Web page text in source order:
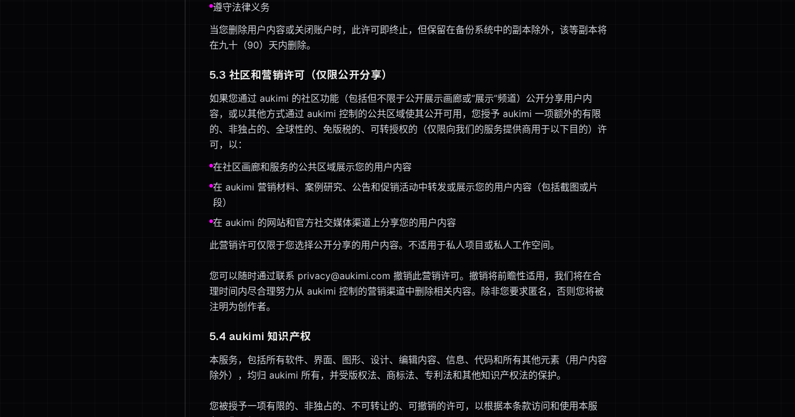
遵守法律义务
当您删除用户内容或关闭账户时，此许可即终止，但保留在备份系统中的副本除外，该等副本将
在九十（90）天内删除。
5.3 社区和营销许可（仅限公开分享）
如果您通过 aukimi 的社区功能（包括但不限于公开展示画廊或“展示”频道）公开分享用户内
容，或以其他方式通过 aukimi 控制的公共区域使其公开可用，您授予 aukimi 一项额外的有限
的、非独占的、全球性的、免版税的、可转授权的（仅限向我们的服务提供商用于以下目的）许
可，以：
在社区画廊和服务的公共区域展示您的用户内容
在 aukimi 营销材料、案例研究、公告和促销活动中转发或展示您的用户内容（包括截图或片
段）
在 aukimi 的网站和官方社交媒体渠道上分享您的用户内容
此营销许可仅限于您选择公开分享的用户内容。不适用于私人项目或私人工作空间。
您可以随时通过联系 privacy@aukimi.com 撤销此营销许可。撤销将前瞻性适用，我们将在合
理时间内尽合理努力从 aukimi 控制的营销渠道中删除相关内容。除非您要求匿名，否则您将被
注明为创作者。
5.4 aukimi 知识产权
本服务，包括所有软件、界面、图形、设计、编辑内容、信息、代码和所有其他元素（用户内容
除外），均归 aukimi 所有，并受版权法、商标法、专利法和其他知识产权法的保护。
您被授予一项有限的、非独占的、不可转让的、可撤销的许可，以根据本条款访问和使用本服